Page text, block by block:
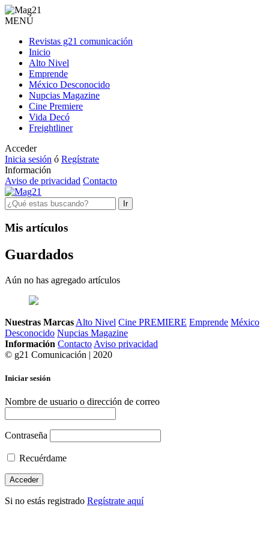
MENÚ
Revistas g21 comunicación
Inicio
Alto Nivel
Emprende
México Desconocido
Nupcias Magazine
Cine Premiere
Vida Decó
Freightliner
Acceder
Inicia sesión ó Regístrate
Información
Aviso de privacidad Contacto
Ir
Mis artículos
Guardados
Aún no has agregado artículos
Nuestras Marcas Alto Nivel Cine PREMIERE Emprende México
Desconocido Nupcias Magazine
Información Contacto Aviso privacidad
© g21 Comunicación | 2020
Iniciar sesión
Nombre de usuario o dirección de correo
Contraseña
Recuérdame
Si no estás registrado Regístrate aquí